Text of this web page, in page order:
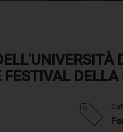
DELLA